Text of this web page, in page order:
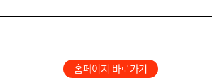
홈페이지 바로가기